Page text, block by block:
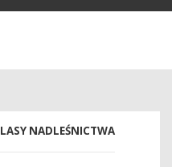
LASY NADLEŚNICTWA